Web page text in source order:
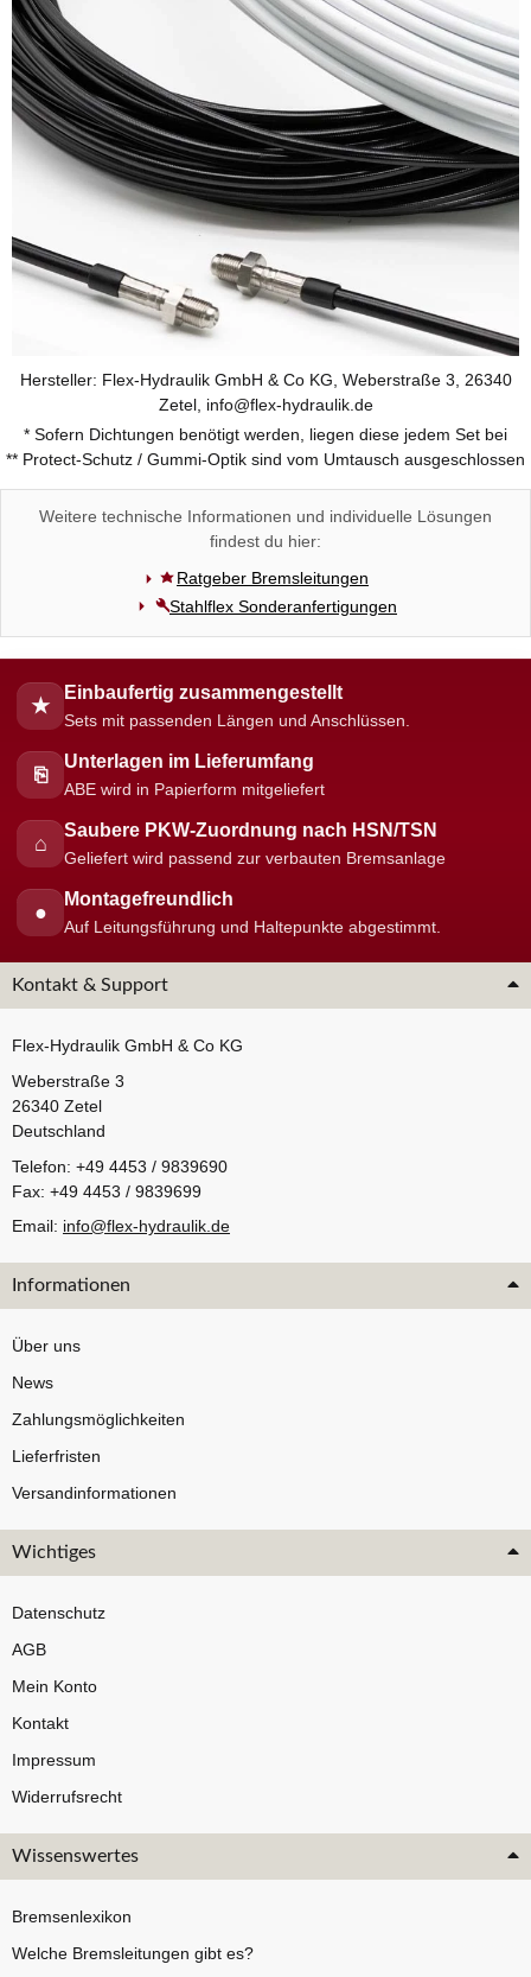
Hersteller: Flex-Hydraulik GmbH & Co KG, Weberstraße 3, 26340
Zetel, info@flex-hydraulik.de
* Sofern Dichtungen benötigt werden, liegen diese jedem Set bei
** Protect-Schutz / Gummi-Optik sind vom Umtausch ausgeschlossen
Weitere technische Informationen und individuelle Lösungen
findest du hier:
Ratgeber Bremsleitungen
Stahlflex Sonderanfertigungen
★
Einbaufertig zusammengestellt
Sets mit passenden Längen und Anschlüssen.
⎘
Unterlagen im Lieferumfang
ABE wird in Papierform mitgeliefert
⌂
Saubere PKW-Zuordnung nach HSN/TSN
Geliefert wird passend zur verbauten Bremsanlage
●
Montagefreundlich
Auf Leitungsführung und Haltepunkte abgestimmt.
Kontakt & Support
Flex-Hydraulik GmbH & Co KG
Weberstraße 3
26340 Zetel
Deutschland
Telefon: +49 4453 / 9839690
Fax: +49 4453 / 9839699
Email: info@flex-hydraulik.de
Informationen
Über uns
News
Zahlungsmöglichkeiten
Lieferfristen
Versandinformationen
Wichtiges
Datenschutz
AGB
Mein Konto
Kontakt
Impressum
Widerrufsrecht
Wissenswertes
Bremsenlexikon
Welche Bremsleitungen gibt es?